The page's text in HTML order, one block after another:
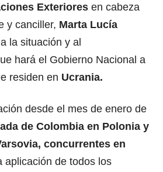
Exteriores en cabeza
y canciller, Marta Lucía
la situación y al
hará el Gobierno Nacional a
residen en Ucrania.
desde el mes de enero de
de Colombia en Polonia y
concurrentes en
aplicación de todos los